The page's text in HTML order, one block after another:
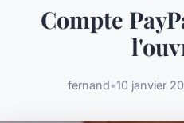
Compte
fernand•10 janvier